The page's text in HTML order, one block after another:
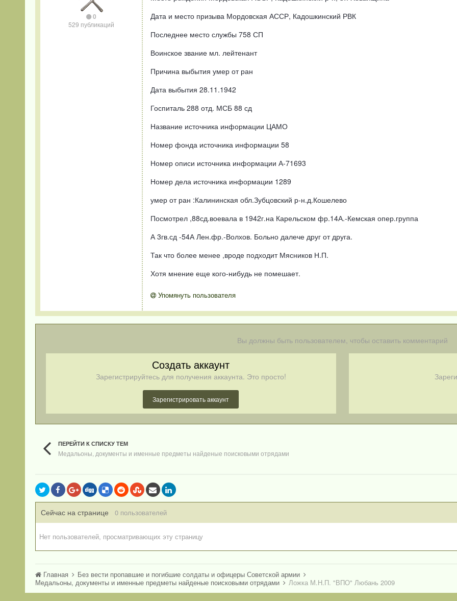
0
529 публикаций
Дата и место призыва Мордовская АССР, Кадошкинский РВК
Последнее место службы 758 СП
Воинское звание мл. лейтенант
Причина выбытия умер от ран
Дата выбытия 28.11.1942
Госпиталь 288 отд. МСБ 88 сд
Название источника информации ЦАМО
Номер фонда источника информации 58
Номер описи источника информации А-71693
Номер дела источника информации 1289
умер от ран :Калининская обл.Зубцовский р-н.д.Кошелево
Посмотрел ,88сд.воевала в 1942г.на Карельском фр.14А.-Кемская опер.группа
А 3гв.сд -54А Лен.фр.-Волхов. Больно далече друг от друга.
Так что более менее ,вроде подходит Мясников Н.П.
Хотя мнение еще кого-нибудь не помешает.
Упомянуть пользователя
Вы должны быть пользователем, чтобы оставить комментарий
Создать аккаунт
Зарегистрируйтесь для получения аккаунта. Это просто!
Зарегистрировать аккаунт
ПЕРЕЙТИ К СПИСКУ ТЕМ
Медальоны, документы и именные предметы найденые поисковыми отрядами
Сейчас на странице 0 пользователей
Нет пользователей, просматривающих эту страницу
Главная
Без вести пропавшие и погибшие солдаты и офицеры Советской армии
Медальоны, документы и именные предметы найденые поисковыми отрядами
Ложка М.Н.П. "ВПО" Любань 2009